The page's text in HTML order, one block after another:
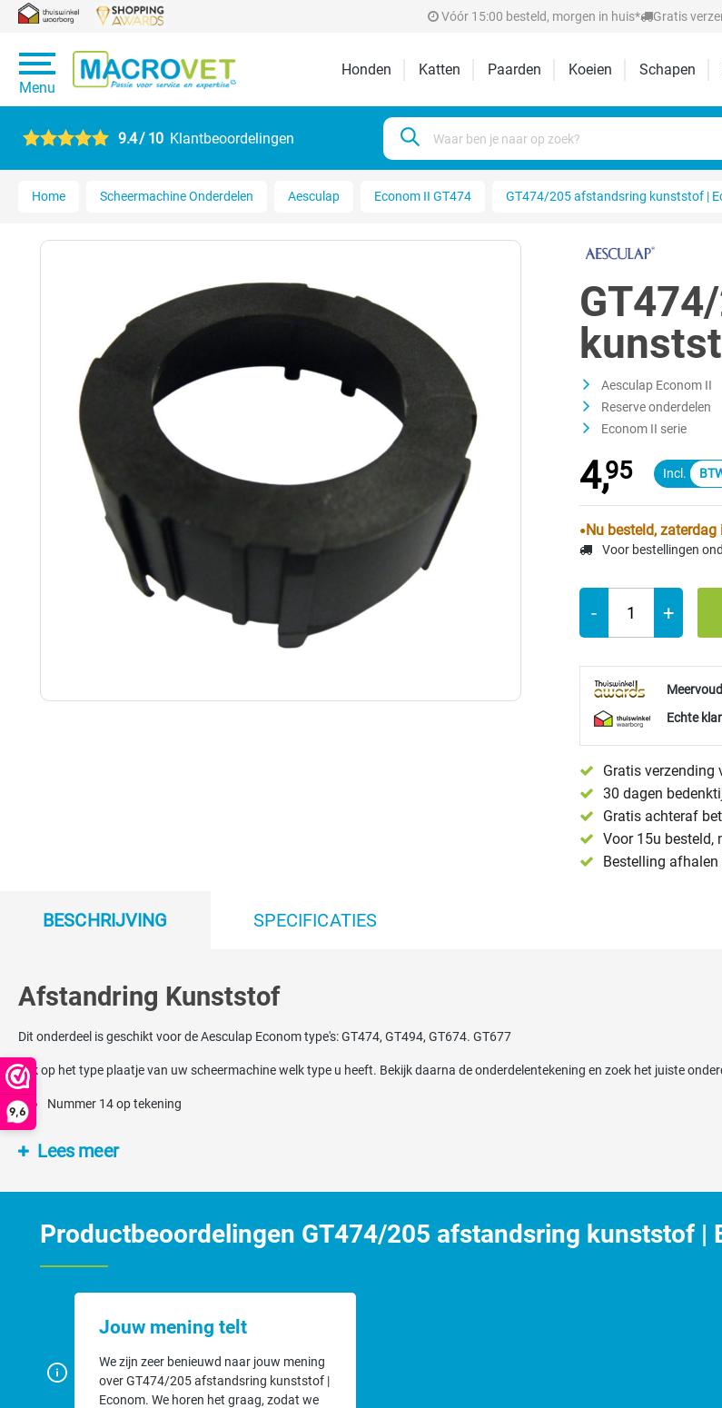
9,6
Vóór 15:00 besteld, morgen in huis* Gratis
Menu
Honden Katten Paarden Koeien Schapen
9.4 / 10 Klantbeoordelingen
Home Scheermachine Onderdelen Aesculap Econom II GT474 GT474/205 afstandsring kunststof |
Aesculap Econom II
Reserve onderdelen
Econom II serie
4,95
Nu besteld, zaterdag
Voor bestellingen
- +
Echte
Gratis verzending
30 dagen
Gratis achteraf
Voor 15u besteld,
Bestelling
BESCHRIJVING SPECIFICATIES
Afstandring Kunststof
Dit onderdeel is geschikt voor de Aesculap Econom type's: GT474, GT494, GT674. GT677
Kijk op het type plaatje van uw scheermachine welk type u heeft. Bekijk daarna de onderdelentekening en zoek het juiste
Nummer 14 op tekening
Lees meer
Productbeoordelingen GT474/205 afstandsring kunststof |
Jouw mening telt
We zijn zeer benieuwd naar jouw mening
over GT474/205 afstandsring kunststof |
Econom. We horen het graag, zodat we